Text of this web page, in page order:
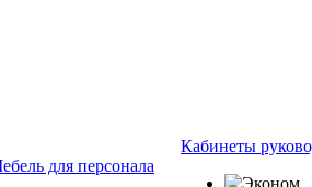
для персонала
Кабинеты